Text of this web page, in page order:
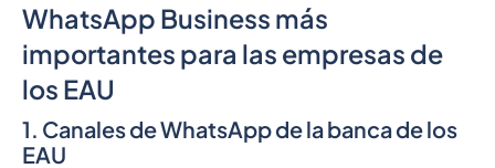
WhatsApp Business más
importantes para las empresas de
los EAU
1. Canales de WhatsApp de la banca de los
EAU